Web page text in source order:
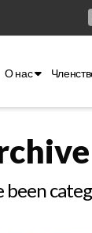
О нас
been